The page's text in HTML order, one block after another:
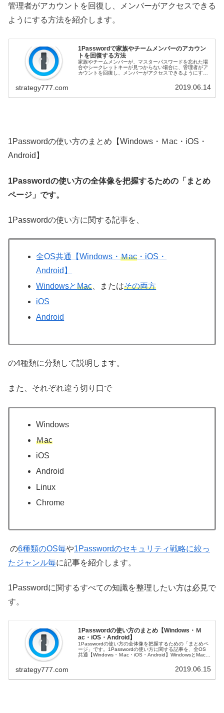
管理者がアカウントを回復し、メンバーがアクセスできる
ようにする方法を紹介します。
1Passwordで家族やチームメンバーのアカウン
トを回復する方法
家族やチームメンバーが、マスターパスワードを忘れた場
合やシークレットキーが見つからない場合に、管理者がア
カウントを回復し、メンバーがアクセスできるようにする
strategy777.com 2019.06.14
1Passwordの使い方のまとめ【Windows・Ｍac・iOS・
Android】
1Passwordの使い方の全体像を把握するための「まとめ
ページ」です。
1Passwordの使い方に関する記事を、
全OS共通【Windows・Ｍac ・iOS・
Android】
WindowsとMac 、またはその両方
iOS
Android
の4種類に分類して説明します。
また、それぞれ違う切り口で
Windows
Ｍac
iOS
Android
Linux
Chrome
の6種類のOS毎や1Passwordのセキュリティ戦略に絞っ
たジャンル毎に記事を紹介します。
1Passwordに関するすべての知識を整理したい方は必見で
す。
1Passwordの使い方のまとめ【Windows・Ｍ
ac・iOS・Android】
1Passwordの使い方の全体像を把握するための「まとめペ
ージ」です。1Passwordの使い方に関する記事を、全OS
共通【Windows・Ｍac・iOS・Android】WindowsとMac、
strategy777.com 2019.06.15